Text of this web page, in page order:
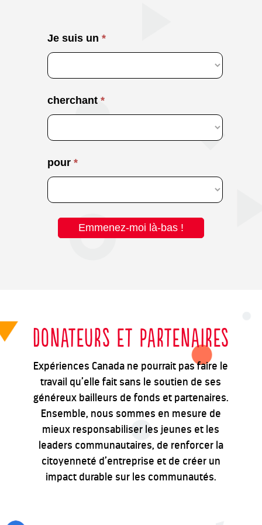
french
-
selector
tool
Je suis un *
cherchant *
pour *
Emmenez-moi là-bas !
DONATEURS ET PARTENAIRES
Expériences Canada ne pourrait pas faire le
travail qu’elle fait sans le soutien de ses
généreux bailleurs de fonds et partenaires.
Ensemble, nous sommes en mesure de
mieux responsabiliser les jeunes et les
leaders communautaires, de renforcer la
citoyenneté d’entreprise et de créer un
impact durable sur les communautés.